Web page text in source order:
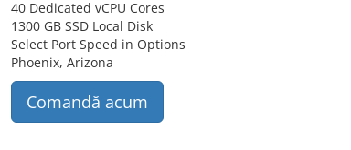
40 Dedicated vCPU Cores
1300 GB SSD Local Disk
Select Port Speed in Options
Phoenix, Arizona
Comandă acum